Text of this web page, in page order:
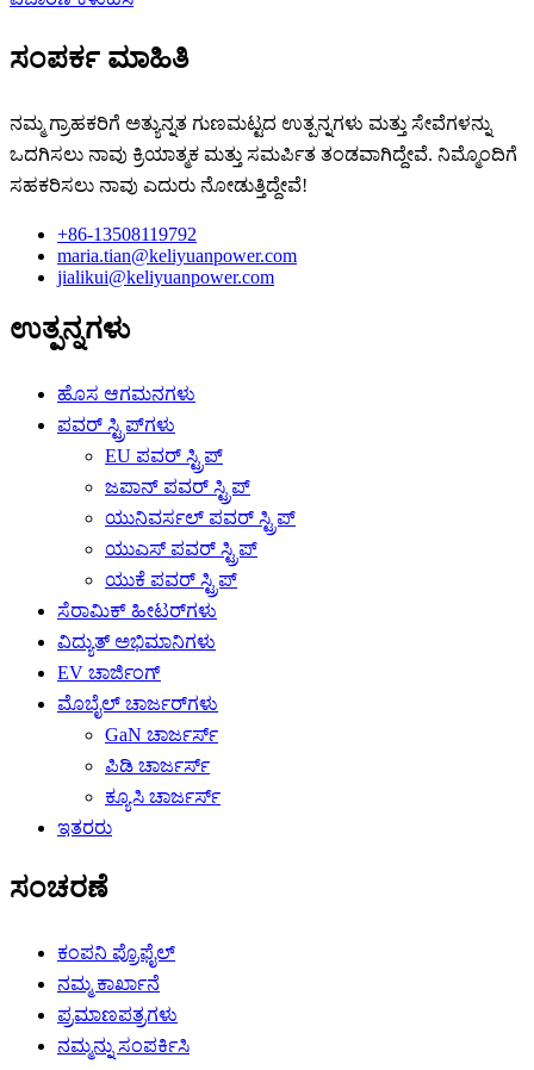
ಸಂಪರ್ಕ ಮಾಹಿತಿ
ನಮ್ಮ ಗ್ರಾಹಕರಿಗೆ ಅತ್ಯುನ್ನತ ಗುಣಮಟ್ಟದ ಉತ್ಪನ್ನಗಳು ಮತ್ತು ಸೇವೆಗಳನ್ನು
ಒದಗಿಸಲು ನಾವು ಕ್ರಿಯಾತ್ಮಕ ಮತ್ತು ಸಮರ್ಪಿತ ತಂಡವಾಗಿದ್ದೇವೆ. ನಿಮ್ಮೊಂದಿಗೆ
ಸಹಕರಿಸಲು ನಾವು ಎದುರು ನೋಡುತ್ತಿದ್ದೇವೆ!
+86-13508119792
maria.tian@keliyuanpower.com
jialikui@keliyuanpower.com
ಉತ್ಪನ್ನಗಳು
ಹೊಸ ಆಗಮನಗಳು
ಪವರ್ ಸ್ಟ್ರಿಪ್‌ಗಳು
EU ಪವರ್ ಸ್ಟ್ರಿಪ್
ಜಪಾನ್ ಪವರ್ ಸ್ಟ್ರಿಪ್
ಯುನಿವರ್ಸಲ್ ಪವರ್ ಸ್ಟ್ರಿಪ್
ಯುಎಸ್ ಪವರ್ ಸ್ಟ್ರಿಪ್
ಯುಕೆ ಪವರ್ ಸ್ಟ್ರಿಪ್
ಸೆರಾಮಿಕ್ ಹೀಟರ್‌ಗಳು
ವಿದ್ಯುತ್ ಅಭಿಮಾನಿಗಳು
EV ಚಾರ್ಜಿಂಗ್
ಮೊಬೈಲ್ ಚಾರ್ಜರ್‌ಗಳು
GaN ಚಾರ್ಜರ್ಸ್
ಪಿಡಿ ಚಾರ್ಜರ್ಸ್
ಕ್ಯೂಸಿ ಚಾರ್ಜರ್ಸ್
ಇತರರು
ಸಂಚರಣೆ
ಕಂಪನಿ ಪ್ರೊಫೈಲ್
ನಮ್ಮ ಕಾರ್ಖಾನೆ
ಪ್ರಮಾಣಪತ್ರಗಳು
ನಮ್ಮನ್ನು ಸಂಪರ್ಕಿಸಿ